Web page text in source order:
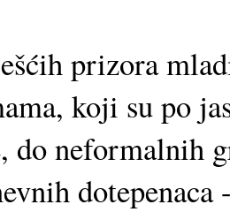
prizora
koji su po
do neformalnih